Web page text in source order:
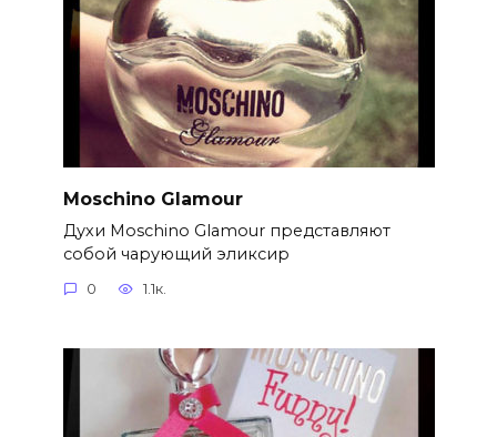
Moschino Glamour
Духи Moschino Glamour представляют
собой чарующий эликсир
0 1.1к.